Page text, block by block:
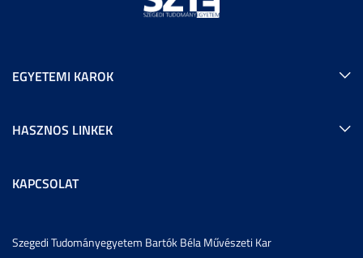
EGYETEMI KAROK
HASZNOS LINKEK
KAPCSOLAT
Szegedi Tudományegyetem Bartók Béla Művészeti Kar